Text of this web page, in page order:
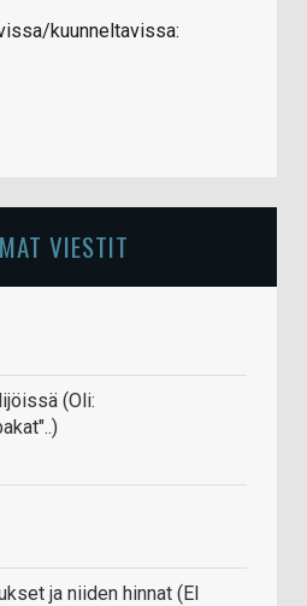
kuunneltavissa:
VIESTIT
(Oli:
ja niiden hinnat (EI